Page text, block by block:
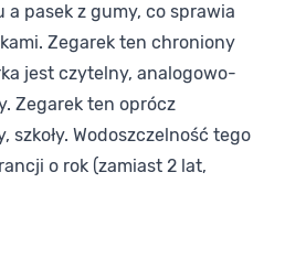
pasek z gumy, co sprawia
Zegarek ten chroniony
jest czytelny, analogowo-
Zegarek ten oprócz
Wodoszczelność tego
o rok (zamiast 2 lat,